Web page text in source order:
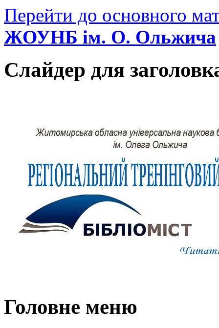
Перейти до основного
ЖОУНБ ім. О. Ольжича
Слайдер для
Головне меню